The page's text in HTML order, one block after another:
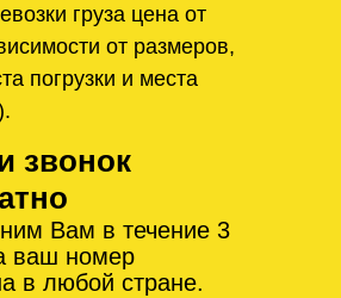
груза цена от
от размеров,
погрузки и места
звонок
Вам в течение 3
ваш номер
в любой стране.